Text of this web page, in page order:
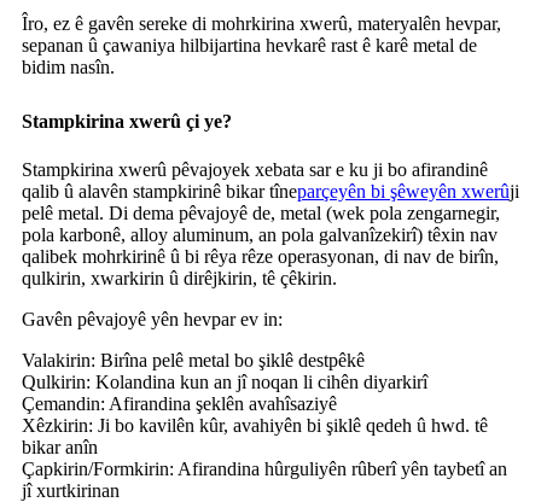
Îro, ez ê gavên sereke di mohrkirina xwerû, materyalên hevpar,
sepanan û çawaniya hilbijartina hevkarê rast ê karê metal de
bidim nasîn.
Stampkirina xwerû çi ye?
Stampkirina xwerû pêvajoyek xebata sar e ku ji bo afirandinê
qalib û alavên stampkirinê bikar tîneparçeyên bi şêweyên xwerûji
pelê metal. Di dema pêvajoyê de, metal (wek pola zengarnegir,
pola karbonê, alloy aluminum, an pola galvanîzekirî) têxin nav
qalibek mohrkirinê û bi rêya rêze operasyonan, di nav de birîn,
qulkirin, xwarkirin û dirêjkirin, tê çêkirin.
Gavên pêvajoyê yên hevpar ev in:
Valakirin: Birîna pelê metal bo şiklê destpêkê
Qulkirin: Kolandina kun an jî noqan li cihên diyarkirî
Çemandin: Afirandina şeklên avahîsaziyê
Xêzkirin: Ji bo kavilên kûr, avahiyên bi şiklê qedeh û hwd. tê
bikar anîn
Çapkirin/Formkirin: Afirandina hûrguliyên rûberî yên taybetî an
jî xurtkirinan